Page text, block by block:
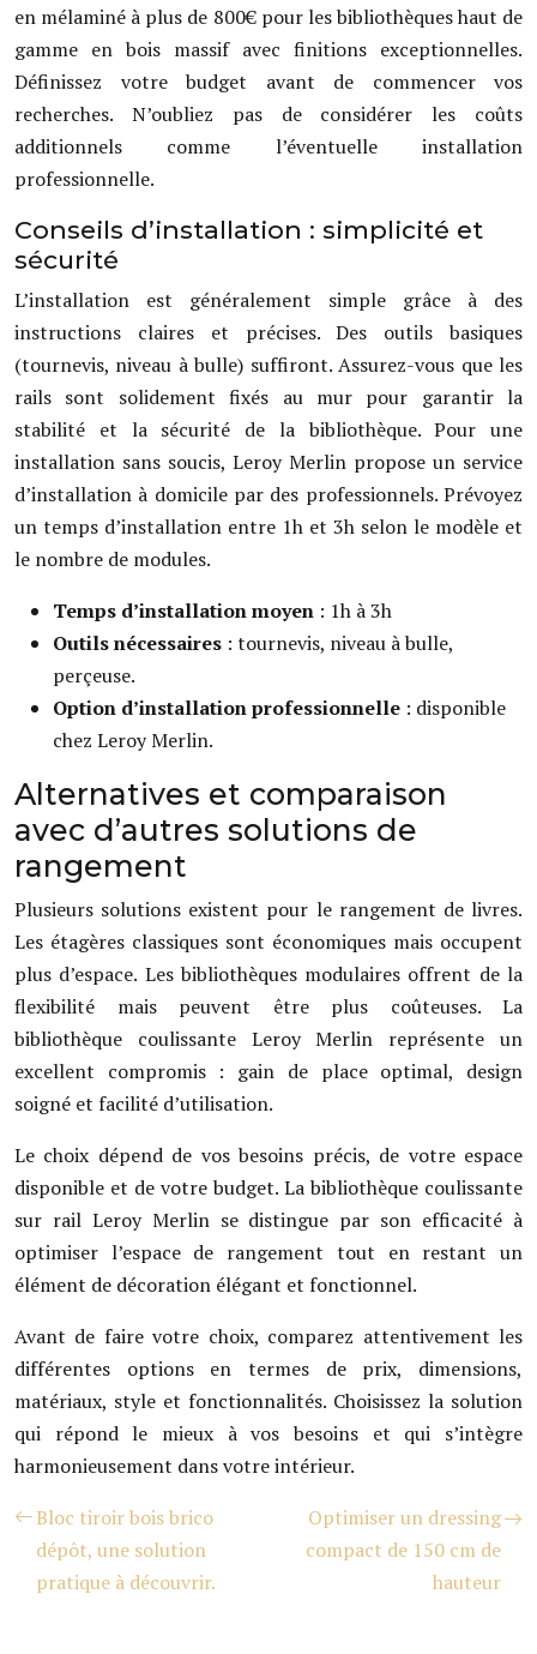
en mélaminé à plus de 800€ pour les bibliothèques haut de
gamme en bois massif avec finitions exceptionnelles.
Définissez votre budget avant de commencer vos
recherches. N’oubliez pas de considérer les coûts
additionnels comme l’éventuelle installation
professionnelle.
Conseils d’installation : simplicité et
sécurité
L’installation est généralement simple grâce à des
instructions claires et précises. Des outils basiques
(tournevis, niveau à bulle) suffiront. Assurez-vous que les
rails sont solidement fixés au mur pour garantir la
stabilité et la sécurité de la bibliothèque. Pour une
installation sans soucis, Leroy Merlin propose un service
d’installation à domicile par des professionnels. Prévoyez
un temps d’installation entre 1h et 3h selon le modèle et
le nombre de modules.
Temps d’installation moyen : 1h à 3h
Outils nécessaires : tournevis, niveau à bulle,
perçeuse.
Option d’installation professionnelle : disponible
chez Leroy Merlin.
Alternatives et comparaison
avec d’autres solutions de
rangement
Plusieurs solutions existent pour le rangement de livres.
Les étagères classiques sont économiques mais occupent
plus d’espace. Les bibliothèques modulaires offrent de la
flexibilité mais peuvent être plus coûteuses. La
bibliothèque coulissante Leroy Merlin représente un
excellent compromis : gain de place optimal, design
soigné et facilité d’utilisation.
Le choix dépend de vos besoins précis, de votre espace
disponible et de votre budget. La bibliothèque coulissante
sur rail Leroy Merlin se distingue par son efficacité à
optimiser l’espace de rangement tout en restant un
élément de décoration élégant et fonctionnel.
Avant de faire votre choix, comparez attentivement les
différentes options en termes de prix, dimensions,
matériaux, style et fonctionnalités. Choisissez la solution
qui répond le mieux à vos besoins et qui s’intègre
harmonieusement dans votre intérieur.
Bloc tiroir bois brico
dépôt, une solution
pratique à découvrir.
Optimiser un dressing
compact de 150 cm de
hauteur